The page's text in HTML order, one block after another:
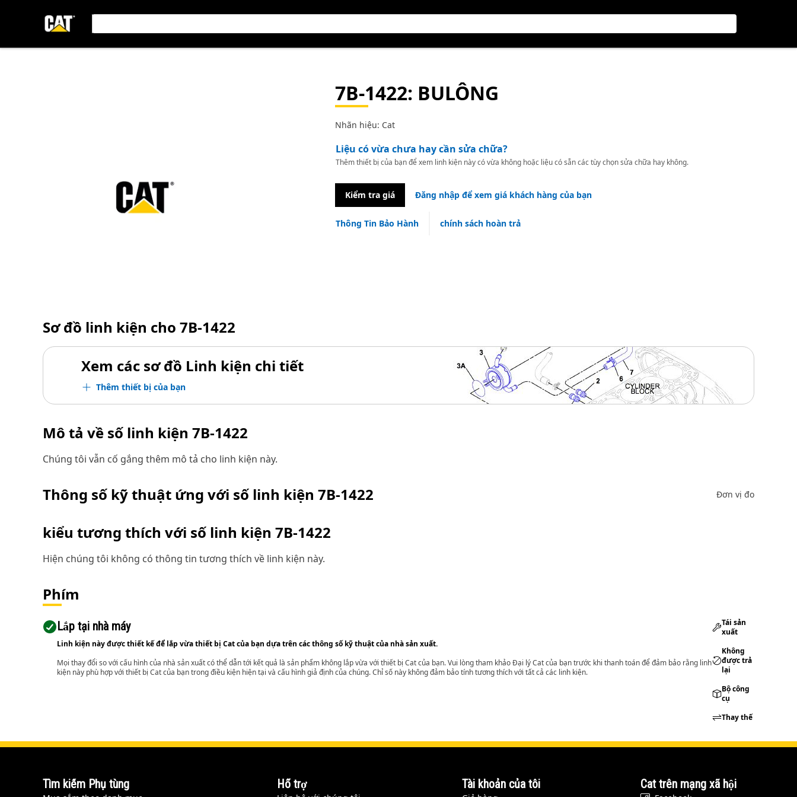
7B-1422: BULÔNG
Nhãn hiệu: Cat
Liệu có vừa chưa hay cần sửa chữa?
Thêm thiết bị của bạn để xem linh kiện này có vừa không hoặc liệu có sẵn các tùy chọn sửa chữa hay không.
Kiểm tra giá Đăng nhập để xem giá khách hàng của bạn
Thông Tin Bảo Hành chính sách hoàn trả
Sơ đồ linh kiện cho 7B-1422
Xem các sơ đồ Linh kiện chi tiết
Thêm thiết bị của bạn
Mô tả về số linh kiện 7B-1422
Chúng tôi vẫn cố gắng thêm mô tả cho linh kiện này.
Thông số kỹ thuật ứng với số linh kiện 7B-1422 Đơn vị đo
kiểu tương thích với số linh kiện 7B-1422
Hiện chúng tôi không có thông tin tương thích về linh kiện này.
Phím
Lắp tại nhà máy
Linh kiện này được thiết kế để lắp vừa thiết bị Cat của bạn dựa trên các thông số kỹ thuật của nhà sản xuất.
Mọi thay đổi so với cấu hình của nhà sản xuất có thể dẫn tới kết quả là sản phẩm không lắp vừa với thiết bị Cat của bạn. Vui lòng tham khảo Đại lý Cat của bạn trước khi thanh toán để đảm bảo rằng linh
kiện này phù hợp với thiết bị Cat của bạn trong điều kiện hiện tại và cấu hình giả định của chúng. Chỉ số này không đảm bảo tính tương thích với tất cả các linh kiện.
Tái sản
xuất
Không
được trả
lại
Bộ công
cụ
Thay thế
Tìm kiếm Phụ tùng Hỗ trợ Tài khoản của tôi Cat trên mạng xã hội